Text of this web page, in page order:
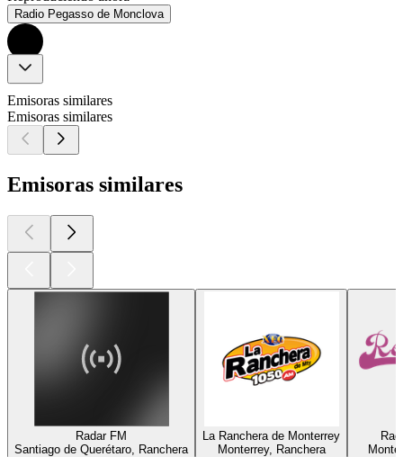
Radio Pegasso de Monclova
Emisoras similares
Emisoras similares
Emisoras similares
Radar FM
Santiago de Querétaro, Ranchera
La Ranchera de Monterrey
Monterrey, Ranchera